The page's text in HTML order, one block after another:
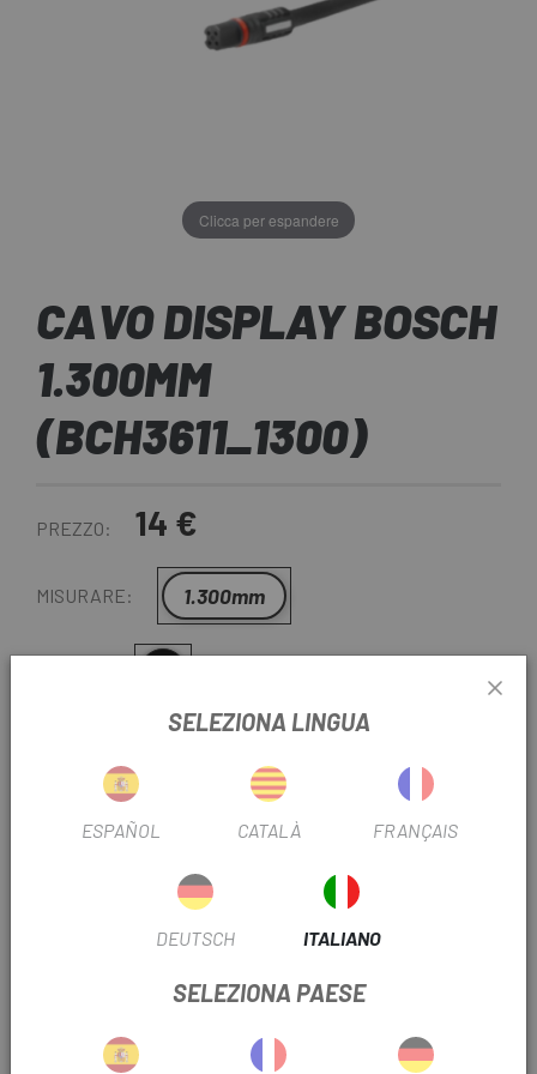
Clicca per espandere
CAVO DISPLAY BOSCH
1.300MM
(BCH3611_1300)
PREZZO: 14 €
MISURARE: 1.300mm
DX13EB12120006
AGGIUNGI AL CARRELLO
CONSEGNA IN 48 ORE
tempi di consegna stimati quando scegli il metodo di
spedizione.
SELEZIONA LINGUA
ESPAÑOL CATALÀ FRANÇAIS
DEUTSCH ITALIANO
SELEZIONA PAESE